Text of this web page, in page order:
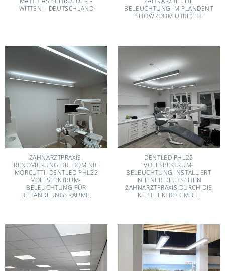
WITTEN – DEUTSCHLAND
BELEUCHTUNG IM PLANDENT
SHOWROOM UTRECHT
ZAHNARZTPRAXIS-
RENOVIERUNG DR. DOMINIC
MORCUTTI: DENTLED PHL22
VOLLSPEKTRUM-
BELEUCHTUNG FÜR
BEHANDLUNGSRÄUME.
DENTLED PHL22
VOLLSPEKTRUM-
BELEUCHTUNG INSTALLIERT
IN EINER DEUTSCHEN
ZAHNARZTPRAXIS DURCH DIE
K+P ELEKTRO GMBH.